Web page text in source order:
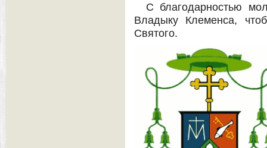
С благодарностью
Владыку Клеменса,
Святого.